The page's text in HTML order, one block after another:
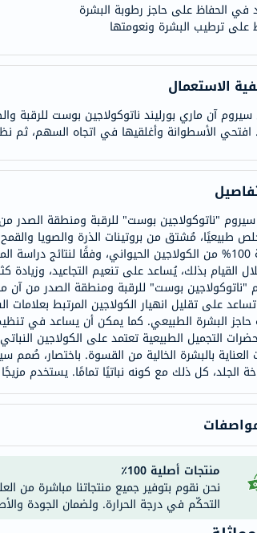
في الحفاظ على حاجز رطوبة البشرة
على ترطيب البشرة ونعومتها
الاستعمال
آن ماري بورليند ناتوكولاجين بوست للرقبة
افتحي الأسطوانة وأغلقيها في اتجاه السهم، ثم
"ناتوكولاجين بوست" للرقبة ومنطقة الصدر من
طبيعيًا، مُشتق من بروتينات الذرة والصويا
بنسبة 100% من الكولاجين الحيواني، وفقًا
القيام بذلك، يُساعد على تنعيم التجاعيد، وزيادة
"ناتوكولاجين بوست" للرقبة ومنطقة الصدر من آن
تساعد على تقليل انهيار الكولاجين المرتبط
حاجز البشرة الطبيعي. كما يمكن أن يساعد في
العناية بالبشرة الخالية من القسوة. باختصار، صُمم
الجلد، كل ذلك مع كونه نباتيًا تمامًا. يستخدم
منتجات أصلية 100٪
نحن نقوم بتوفير جميع منتجاتنا مباشرة من
التحكّم في درجة الحرارة. ولضمان الجودة